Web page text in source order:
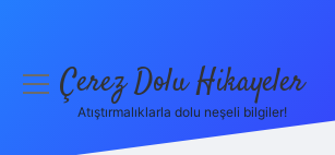
menüyüÇerez Dolu Hikayeler
Atıştırmalıklarla dolu neşeli bilgiler!